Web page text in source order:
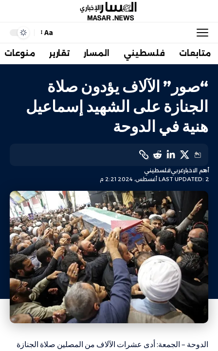
Aa
متابعات فلسطيني المسار تقارير منوعات
“صور” الآلاف يؤدون صلاة
الجنازة على الشهيد إسماعيل
هنية في الدوحة
LAST UPDATED: 2 أغسطس، 2024 2:21 م
أهم الاخبارعربيفلسطيني
الدوحة – الجمعة: أدى عشرات الآلاف من المصلين صلاة الجنازة